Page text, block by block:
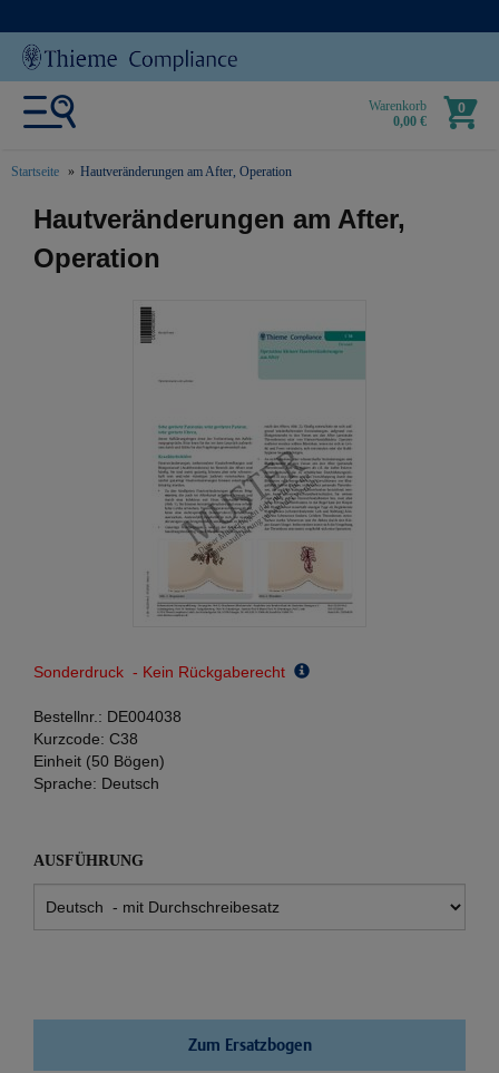
Warenkorb
0,00 €
0
Startseite Hautveränderungen am After, Operation
text.skipToContent
text.skipToNavigation
Hautveränderungen am After,
Operation
Sonderdruck - Kein Rückgaberecht
Bestellnr.: DE004038
Kurzcode: C38
Einheit (50 Bögen)
Sprache: Deutsch
AUSFÜHRUNG
Zum Ersatzbogen